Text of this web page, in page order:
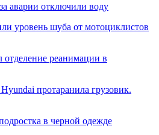
аварии отключили воду
уровень шуба от мотоциклистов
реанимации в
протаранила грузовик.
в черной одежде